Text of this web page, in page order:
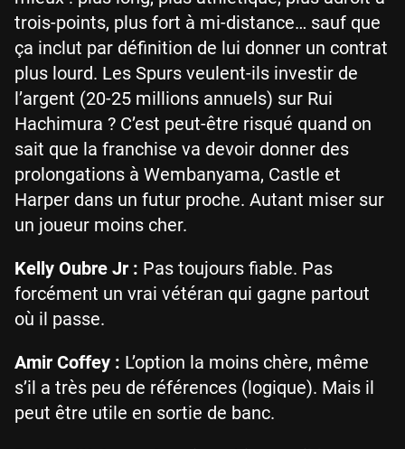
trois-points, plus fort à mi-distance… sauf que
ça inclut par définition de lui donner un contrat
plus lourd. Les Spurs veulent-ils investir de
l’argent (20-25 millions annuels) sur Rui
Hachimura ? C’est peut-être risqué quand on
sait que la franchise va devoir donner des
prolongations à Wembanyama, Castle et
Harper dans un futur proche. Autant miser sur
un joueur moins cher.
Kelly Oubre Jr : Pas toujours fiable. Pas
forcément un vrai vétéran qui gagne partout
où il passe.
Amir Coffey : L’option la moins chère, même
s’il a très peu de références (logique). Mais il
peut être utile en sortie de banc.